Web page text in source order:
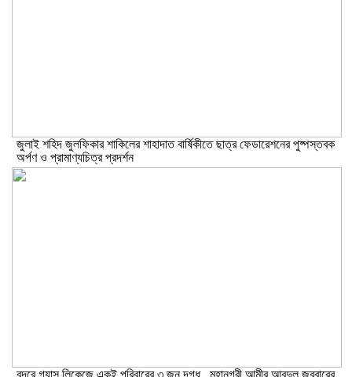
​জুলাই শহিদ জুলফিকার শাকিলের শাহাদাত বার্ষিকীতে ছাত্র ফেডারেশনের পুষ্পস্তবক
অর্পণ ও প্রামাণ্যচিত্র প্রদর্শন
বন্দরে গ্যাস লিকেজে একই পরিবারের ৩ জন দগ্ধ, মহানগরী আমীর আবদুুল জব্বারের